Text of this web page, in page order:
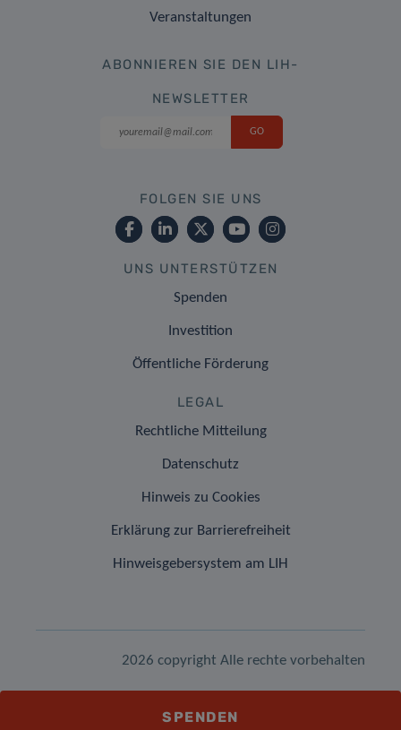
Veranstaltungen
ABONNIEREN SIE DEN LIH-
NEWSLETTER
FOLGEN SIE UNS
UNS UNTERSTÜTZEN
Spenden
Investition
Öffentliche Förderung
LEGAL
Rechtliche Mitteilung
Datenschutz
Hinweis zu Cookies
Erklärung zur Barrierefreiheit
Hinweisgebersystem am LIH
2026 copyright Alle rechte vorbehalten
SPENDEN